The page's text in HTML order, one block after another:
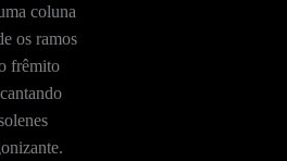
coluna
os ramos
frêmito